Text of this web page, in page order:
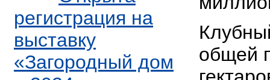
регистрация на
выставку
«Загородный дом
общей